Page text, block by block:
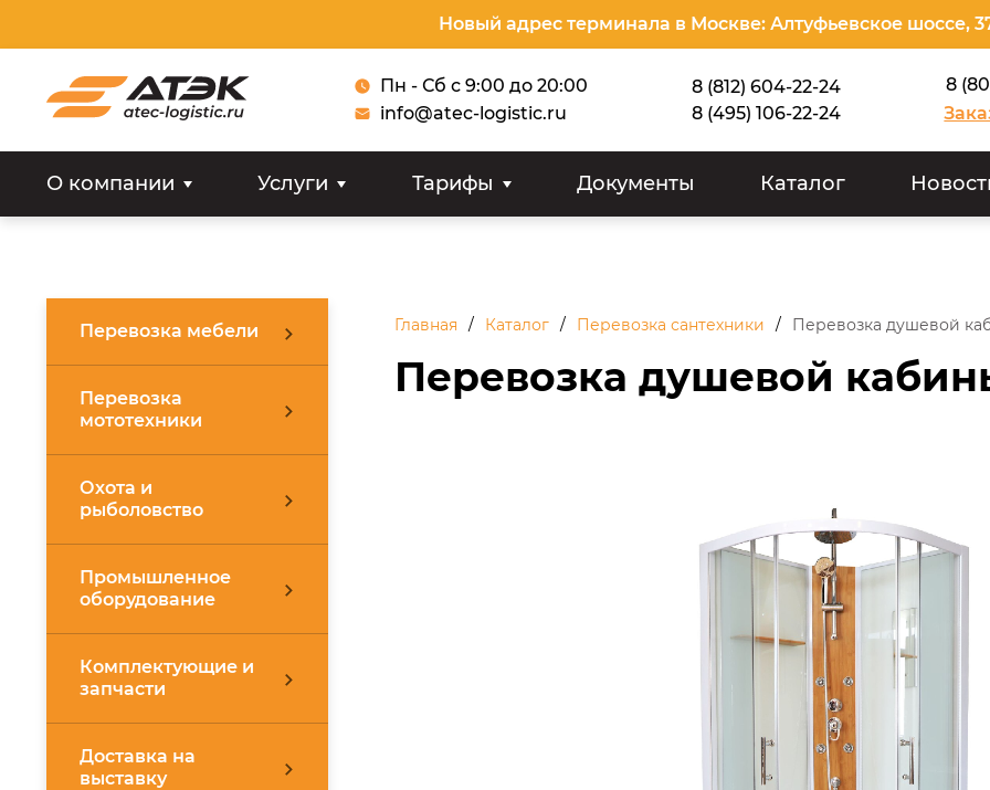
Новый адрес терминала в Москве: Алтуфьевское шоссе,
Пн - Сб с 9:00 до 20:00
info@atec-logistic.ru
8 (812) 604-22-24
8 (495) 106-22-24
8
О компании Услуги Тарифы Документы Каталог
Перевозка мебели
Перевозка
мототехники
Охота и
рыболовство
Промышленное
оборудование
Комплектующие и
запчасти
Доставка на
выставку
Главная Каталог Перевозка сантехники Перевозка душевой
Перевозка душевой